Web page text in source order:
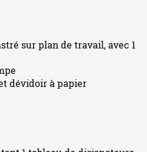
sur plan de travail, avec 1
dévidoir à papier